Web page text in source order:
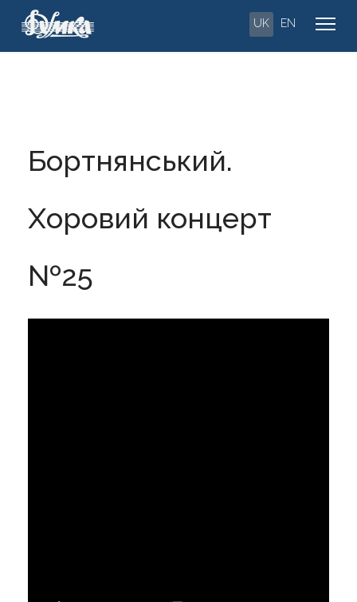
UK EN
Бортнянський.
Хоровий концерт
№25